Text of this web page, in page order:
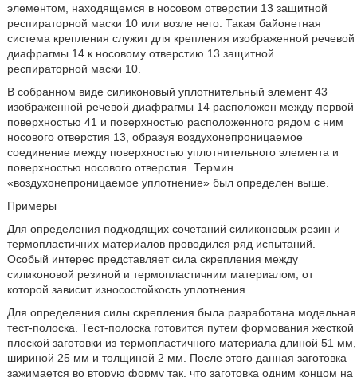
элементом, находящемся в носовом отверстии 13 защитной
респираторной маски 10 или возле него. Такая байонетная
система крепления служит для крепления изображенной речевой
диафрагмы 14 к носовому отверстию 13 защитной
респираторной маски 10.
В собранном виде силиконовый уплотнительный элемент 43
изображенной речевой диафрагмы 14 расположен между первой
поверхностью 41 и поверхностью расположенного рядом с ним
носового отверстия 13, образуя воздухонепроницаемое
соединение между поверхностью уплотнительного элемента и
поверхностью носового отверстия. Термин
«воздухонепроницаемое уплотнение» был определен выше.
Примеры
Для определения подходящих сочетаний силиконовых резин и
термопластичних материалов проводился ряд испытаний.
Особый интерес представляет сила скрепления между
силиконовой резиной и термопластичним материалом, от
которой зависит износостойкость уплотнения.
Для определения силы скрепления была разработана модельная
тест-полоска. Тест-полоска готовится путем формования жесткой
плоской заготовки из термопластичного материала длиной 51 мм,
шириной 25 мм и толщиной 2 мм. После этого данная заготовка
зажимается во вторую форму так, что заготовка одним концом на